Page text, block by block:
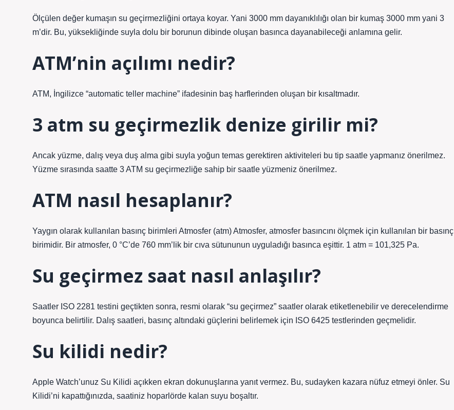
Ölçülen değer kumaşın su geçirmezliğini ortaya koyar. Yani 3000 mm dayanıklılığı olan bir kumaş 3000 mm yani 3
m’dir. Bu, yüksekliğinde suyla dolu bir borunun dibinde oluşan basınca dayanabileceği anlamına gelir.
ATM’nin açılımı nedir?
ATM, İngilizce “automatic teller machine” ifadesinin baş harflerinden oluşan bir kısaltmadır.
3 atm su geçirmezlik denize girilir mi?
Ancak yüzme, dalış veya duş alma gibi suyla yoğun temas gerektiren aktiviteleri bu tip saatle yapmanız önerilmez.
Yüzme sırasında saatte 3 ATM su geçirmezliğe sahip bir saatle yüzmeniz önerilmez.
ATM nasıl hesaplanır?
Yaygın olarak kullanılan basınç birimleri Atmosfer (atm) Atmosfer, atmosfer basıncını ölçmek için kullanılan bir basınç
birimidir. Bir atmosfer, 0 °C’de 760 mm’lik bir cıva sütununun uyguladığı basınca eşittir. 1 atm = 101,325 Pa.
Su geçirmez saat nasıl anlaşılır?
Saatler ISO 2281 testini geçtikten sonra, resmi olarak “su geçirmez” saatler olarak etiketlenebilir ve derecelendirme
boyunca belirtilir. Dalış saatleri, basınç altındaki güçlerini belirlemek için ISO 6425 testlerinden geçmelidir.
Su kilidi nedir?
Apple Watch’unuz Su Kilidi açıkken ekran dokunuşlarına yanıt vermez. Bu, sudayken kazara nüfuz etmeyi önler. Su
Kilidi’ni kapattığınızda, saatiniz hoparlörde kalan suyu boşaltır.